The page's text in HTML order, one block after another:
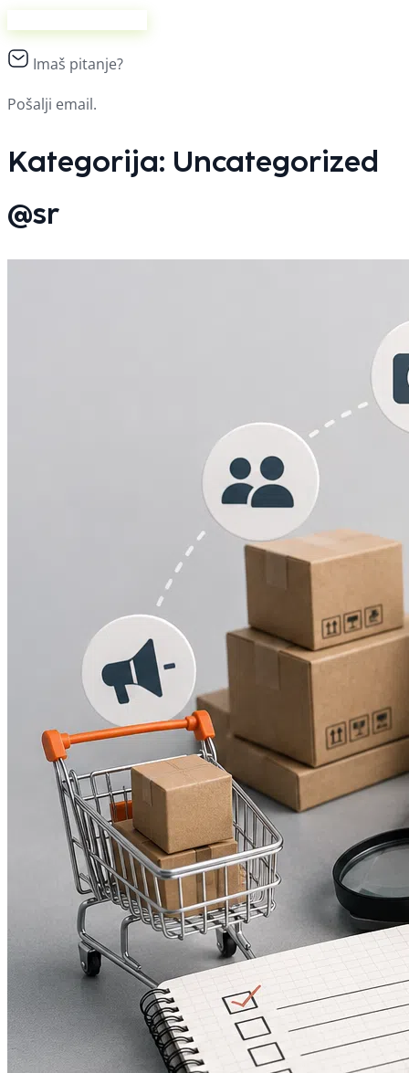
Imaš pitanje?
Pošalji email.
Kategorija: Uncategorized
@sr